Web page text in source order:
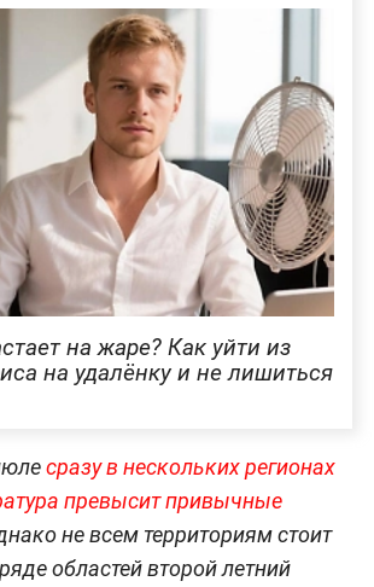
на жаре? Как уйти из
на удалёнку и не лишиться
сразу в нескольких регионах
превысит привычные
не всем территориям стоит
областей второй летний